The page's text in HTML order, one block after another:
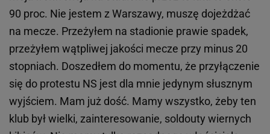
90 proc. Nie jestem z Warszawy, muszę dojeżdżać
na mecze. Przeżyłem na stadionie prawie spadek,
przeżyłem wątpliwej jakości mecze przy minus 20
stopniach. Doszedłem do momentu, że przyłączenie
się do protestu NS jest dla mnie jedynym słusznym
wyjściem. Mam już dość. Mamy wszystko, żeby ten
klub był wielki, zainteresowanie, soldouty wiernych